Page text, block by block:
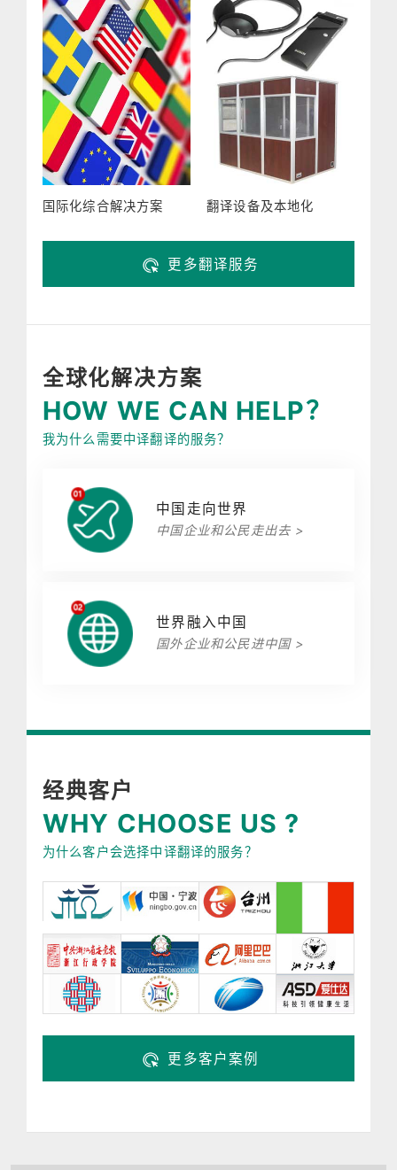
国际化综合解决方案 翻译设备及本地化
更多翻译服务
全球化解决方案
HOW WE CAN HELP？
我为什么需要中译翻译的服务？
中国走向世界
中国企业和公民走出去 >
世界融入中国
国外企业和公民进中国 >
经典客户
WHY CHOOSE US ?
为什么客户会选择中译翻译的服务？
更多客户案例